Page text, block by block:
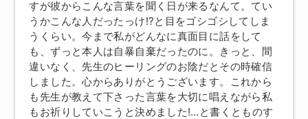
すが彼からこんな言葉を聞く日が来るなんて。てい
うかこんな人だったっけ!?と目をゴシゴシしてしま
うくらい。今まで私がどんなに真面目に話をして
も、ずっと本人は自暴自棄だったのに。きっと、間
違いなく、先生のヒーリングのお陰だとその時確信
しました。心からありがとうございます。これから
も先生が教えて下さった言葉を大切に唱えながら私
もお祈りしていこうと決めました!…と書くとものす